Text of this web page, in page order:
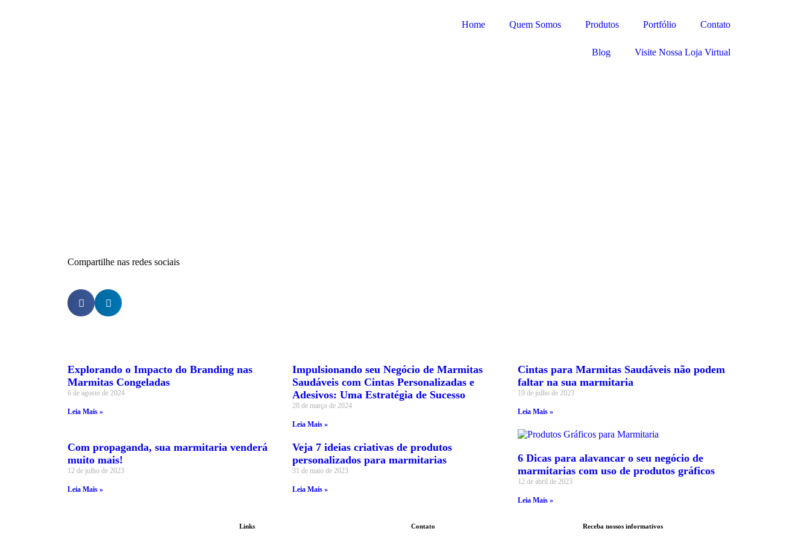
Home Quem Somos Produtos Portfólio Contato
Blog Visite Nossa Loja Virtual
Compartilhe nas redes sociais
Explorando o Impacto do Branding nas
Marmitas Congeladas
6 de agosto de 2024
Leia Mais »
Impulsionando seu Negócio de Marmitas
Saudáveis com Cintas Personalizadas e
Adesivos: Uma Estratégia de Sucesso
28 de março de 2024
Leia Mais »
Cintas para Marmitas Saudáveis não podem
faltar na sua marmitaria
19 de julho de 2023
Leia Mais »
Com propaganda, sua marmitaria venderá
muito mais!
12 de julho de 2023
Leia Mais »
Veja 7 ideias criativas de produtos
personalizados para marmitarias
31 de maio de 2023
Leia Mais »
6 Dicas para alavancar o seu negócio de
marmitarias com uso de produtos gráficos
12 de abril de 2023
Leia Mais »
Links Contato Receba nossos informativos